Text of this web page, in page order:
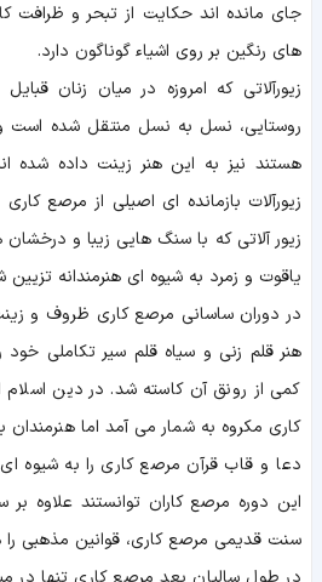
جای مانده اند حکایت از تبحر و ظرافت
های رنگین بر روی اشیاء گوناگون دارد.
زیورآلاتی که امروزه در میان زنان
روستایی، نسل به نسل منتقل شده است
هستند نیز به این هنر زینت داده شده
زیورآلات بازمانده ای اصیلی از مرصع
زیور آلاتی که با سنگ هایی زیبا و
یاقوت و زمرد به شیوه ای هنرمندانه تزیین
در دوران ساسانی مرصع کاری ظروف و
هنر قلم زنی و سیاه قلم سیر تکاملی خود
کمی از رونق آن کاسته شد. در دین اسلام
کاری مکروه به شمار می آمد اما
دعا و قاب قرآن مرصع کاری را به شیوه
این دوره مرصع کاران توانستند علاوه
سنت قدیمی مرصع کاری، قوانین مذهبی را